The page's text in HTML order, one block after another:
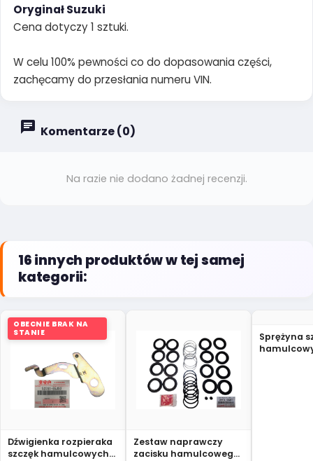
Oryginał Suzuki
Cena dotyczy 1 sztuki.
W celu 100% pewności co do dopasowania części,
zachęcamy do przesłania numeru VIN.
Komentarze (0)
Na razie nie dodano żadnej recenzji.
16 innych produktów w tej samej
kategorii:
OBECNIE BRAK NA
STANIE
Dźwigienka rozpieraka
szczęk hamulcowych
Zestaw naprawczy
zacisku hamulcowego
Sprężyna